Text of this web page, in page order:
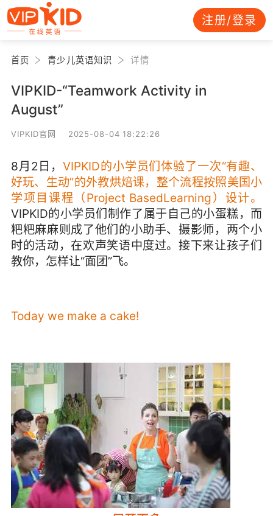
注册/登录
首页 青少儿英语知识 详情
VIPKID-“Teamwork Activity in
August”
VIPKID官网 2025-08-04 18:22:26
8月2日，VIPKID的小学员们体验了一次“有趣、
好玩、生动”的外教烘焙课，整个流程按照美国小
学项目课程（Project BasedLearning）设计。
VIPKID的小学员们制作了属于自己的小蛋糕，而
粑粑麻麻则成了他们的小助手、摄影师，两个小
时的活动，在欢声笑语中度过。接下来让孩子们
教你，怎样让“面团”飞。
Today we make a cake!